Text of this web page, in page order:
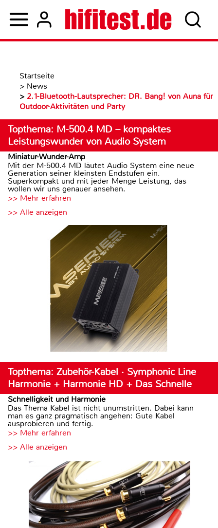
Startseite
> News
> 2.1-Bluetooth-Lautsprecher: DR. Bang! von Auna für
Outdoor-Aktivitäten und Party
Topthema: M-500.4 MD – kompaktes
Leistungswunder von Audio System
Miniatur-Wunder-Amp
Mit der M-500.4 MD läutet Audio System eine neue
Generation seiner kleinsten Endstufen ein.
Superkompakt und mit jeder Menge Leistung, das
wollen wir uns genauer ansehen.
>> Mehr erfahren
>> Alle anzeigen
Topthema: Zubehör-Kabel · Symphonic Line
Harmonie + Harmonie HD + Das Schnelle
Schnelligkeit und Harmonie
Das Thema Kabel ist nicht unumstritten. Dabei kann
man es ganz pragmatisch angehen: Gute Kabel
ausprobieren und fertig.
>> Mehr erfahren
>> Alle anzeigen